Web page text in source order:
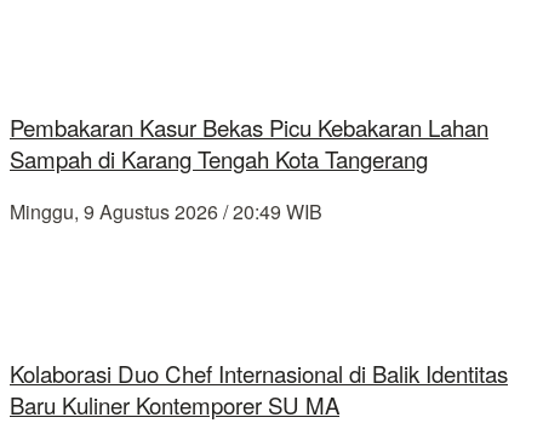
Pembakaran Kasur Bekas Picu Kebakaran Lahan
Sampah di Karang Tengah Kota Tangerang
Minggu, 9 Agustus 2026 / 20:49 WIB
Kolaborasi Duo Chef Internasional di Balik Identitas
Baru Kuliner Kontemporer SU MA